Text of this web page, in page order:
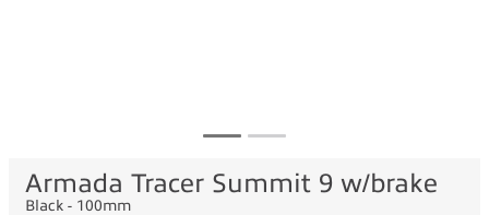
Armada Tracer Summit 9 w/brake
Black - 100mm